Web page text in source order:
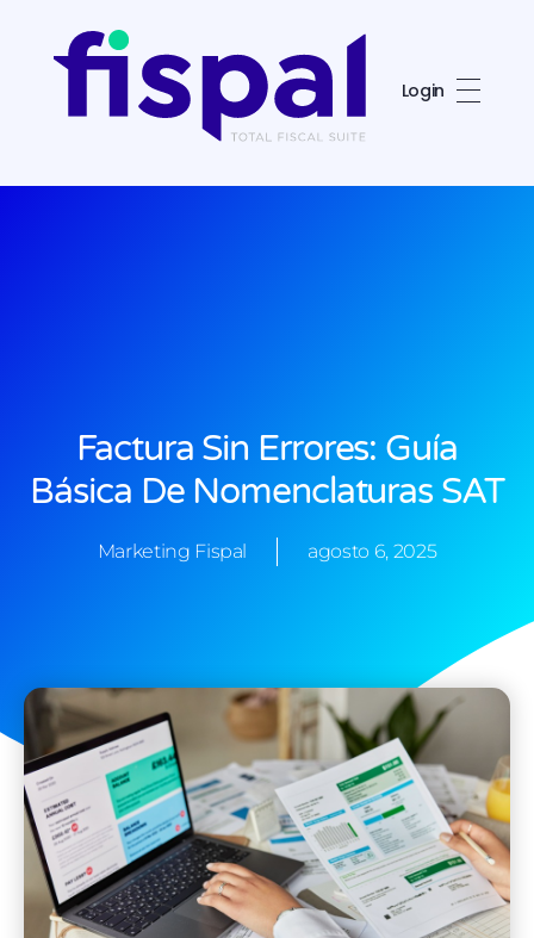
Login
Factura Sin Errores: Guía
Básica De Nomenclaturas SAT
Marketing Fispal agosto 6, 2025